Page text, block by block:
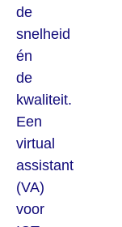
de
snelheid
én
de
kwaliteit.
Een
virtual
assistant
(VA)
voor